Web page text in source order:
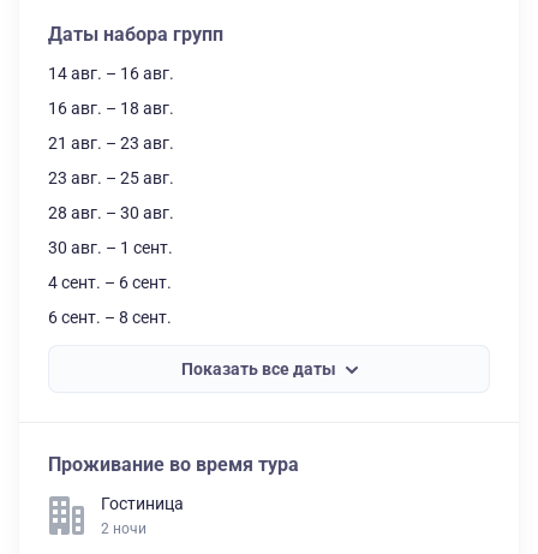
Даты набора групп
14 авг. – 16 авг.
16 авг. – 18 авг.
21 авг. – 23 авг.
23 авг. – 25 авг.
28 авг. – 30 авг.
30 авг. – 1 сент.
4 сент. – 6 сент.
6 сент. – 8 сент.
Показать все даты
Проживание во время тура
Гостиница
2 ночи